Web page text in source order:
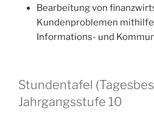
Bearbeitung von
Kundenproblemen
Informations- und
Stundentafel
Jahrgangsstufe 10